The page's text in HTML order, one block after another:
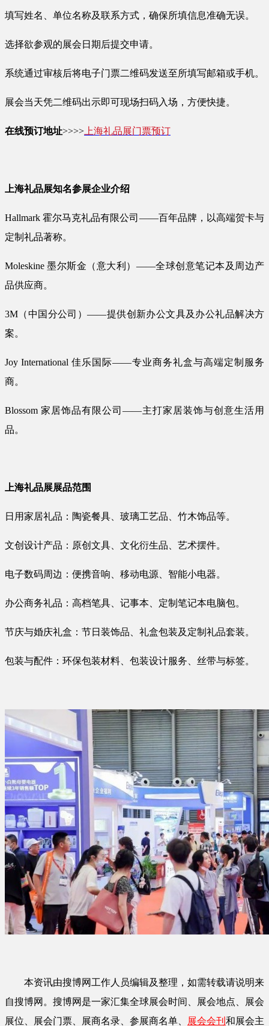
填写姓名、单位名称及联系方式，确保所填信息准确无误。
选择欲参观的展会日期后提交申请。
系统通过审核后将电子门票二维码发送至所填写邮箱或手机。
展会当天凭二维码出示即可现场扫码入场，方便快捷。
在线预订地址>>>> 上海礼品展门票预订
上海礼品展知名参展企业介绍
Hallmark 霍尔马克礼品有限公司——百年品牌，以高端贺卡与
定制礼品著称。
Moleskine 墨尔斯金（意大利）——全球创意笔记本及周边产
品供应商。
3M（中国分公司）——提供创新办公文具及办公礼品解决方
案。
Joy International 佳乐国际——专业商务礼盒与高端定制服务
商。
Blossom 家居饰品有限公司——主打家居装饰与创意生活用
品。
上海礼品展展品范围
日用家居礼品：陶瓷餐具、玻璃工艺品、竹木饰品等。
文创设计产品：原创文具、文化衍生品、艺术摆件。
电子数码周边：便携音响、移动电源、智能小电器。
办公商务礼品：高档笔具、记事本、定制笔记本电脑包。
节庆与婚庆礼盒：节日装饰品、礼盒包装及定制礼品套装。
包装与配件：环保包装材料、包装设计服务、丝带与标签。
本资讯由搜博网工作人员编辑及整理，如需转载请说明来
自搜博网。搜博网是一家汇集全球展会时间、展会地点、展会
展位、展会门票、展商名录、参展商名单、
展会会刊 和展会主